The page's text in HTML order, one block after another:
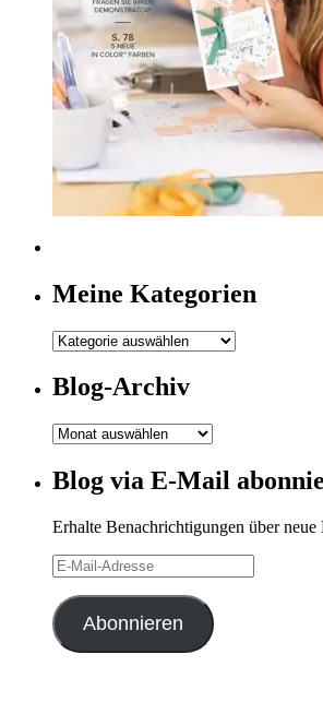
Meine Kategorien
Meine
Blog-Archiv
Blog-
Blog via E-Mail
Erhalte Benachrichtigungen über
E-
Mail-
Adresse
Abonnieren